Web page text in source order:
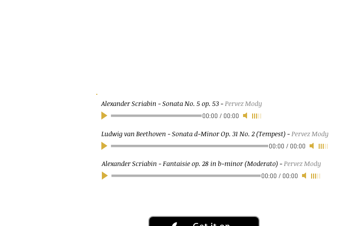
Ludwig van Beethoven - Sonata d-Minor Op. 31 No. 2 (Tempest) -Pervez Mody
00:00 / 00:00
Alexander Scriabin - Fantaisie op. 28 in b-minor (Moderato) -Pervez Mody
00:00 / 00:00
Alexander Scriabin - Sonata No. 5 op. 53 -Pervez Mody
00:00 / 00:00